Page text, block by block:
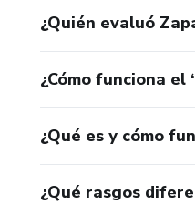
¿Quién evaluó
¿Cómo funciona el
¿Qué es y cómo
¿Qué rasgos